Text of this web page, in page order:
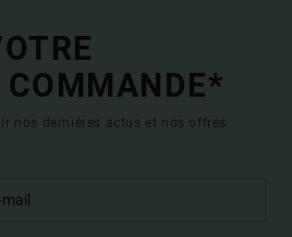
COMMANDE*
nos dernières actus et nos offres